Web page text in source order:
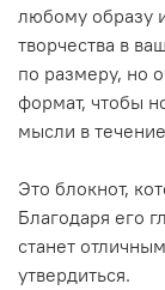
любому образу
творчества в
по размеру, но
формат, чтобы
мысли в
Это блокнот,
Благодаря его
станет
утвердиться.